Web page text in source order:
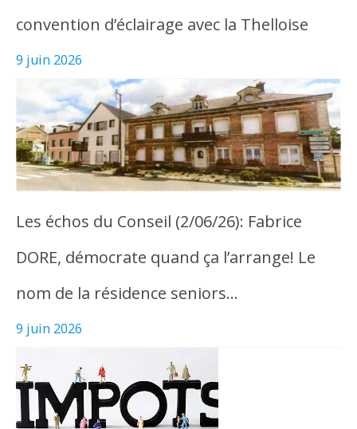
convention d’éclairage avec la Thelloise
9 juin 2026
Les échos du Conseil (2/06/26): Fabrice
DORE, démocrate quand ça l’arrange! Le
nom de la résidence seniors…
9 juin 2026